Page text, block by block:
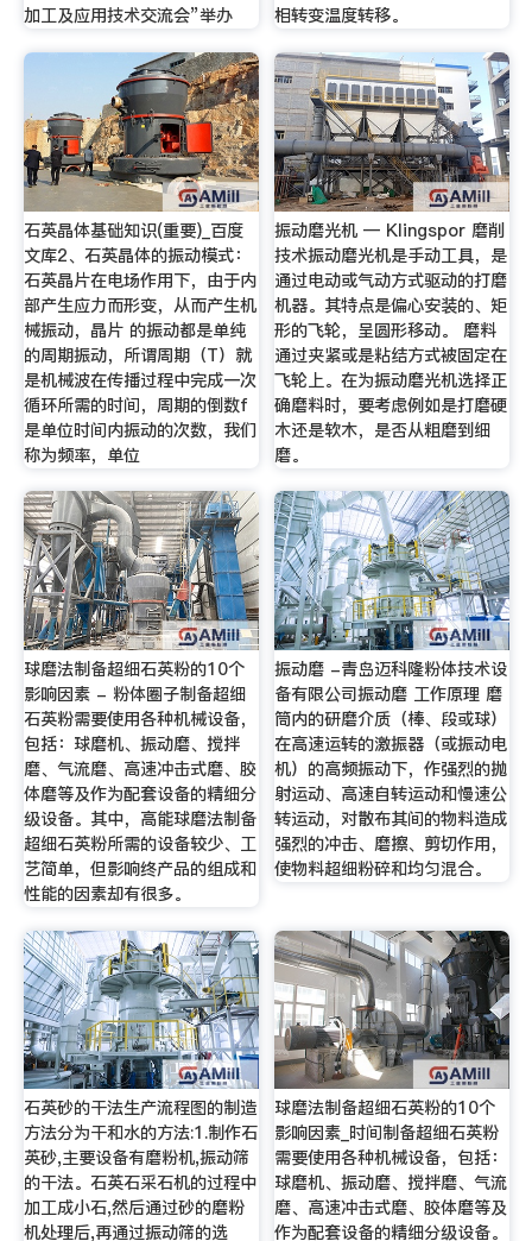
加工及应用技术交流会”举办
相转变温度转移。
石英晶体基础知识(重要)_百度
文库2、石英晶体的振动模式：
石英晶片在电场作用下，由于内
部产生应力而形变，从而产生机
械振动，晶片 的振动都是单纯
的周期振动，所谓周期（T）就
是机械波在传播过程中完成一次
循环所需的时间，周期的倒数f
是单位时间内振动的次数，我们
称为频率，单位
振动磨光机 — Klingspor 磨削
技术振动磨光机是手动工具，是
通过电动或气动方式驱动的打磨
机器。其特点是偏心安装的、矩
形的飞轮，呈圆形移动。 磨料
通过夹紧或是粘结方式被固定在
飞轮上。在为振动磨光机选择正
确磨料时，要考虑例如是打磨硬
木还是软木，是否从粗磨到细
磨。
球磨法制备超细石英粉的10个
影响因素 - 粉体圈子制备超细
石英粉需要使用各种机械设备，
包括：球磨机、振动磨、搅拌
磨、气流磨、高速冲击式磨、胶
体磨等及作为配套设备的精细分
级设备。其中，高能球磨法制备
超细石英粉所需的设备较少、工
艺简单，但影响终产品的组成和
性能的因素却有很多。
振动磨 -青岛迈科隆粉体技术设
备有限公司振动磨 工作原理 磨
筒内的研磨介质（棒、段或球）
在高速运转的激振器（或振动电
机）的高频振动下，作强烈的抛
射运动、高速自转运动和慢速公
转运动，对散布其间的物料造成
强烈的冲击、磨擦、剪切作用，
使物料超细粉碎和均匀混合。
石英砂的干法生产流程图的制造
方法分为干和水的方法:1.制作石
英砂,主要设备有磨粉机,振动筛
的干法。石英石采石机的过程中
加工成小石,然后通过砂的磨粉
机处理后,再通过振动筛的选
球磨法制备超细石英粉的10个
影响因素_时间制备超细石英粉
需要使用各种机械设备，包括：
球磨机、振动磨、搅拌磨、气流
磨、高速冲击式磨、胶体磨等及
作为配套设备的精细分级设备。